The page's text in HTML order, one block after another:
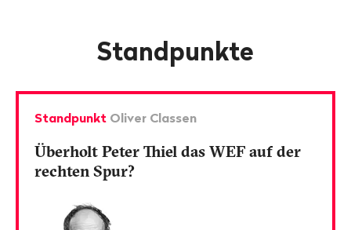
Standpunkte
Standpunkt Oliver Classen
Überholt Peter Thiel das WEF auf der
rechten Spur?